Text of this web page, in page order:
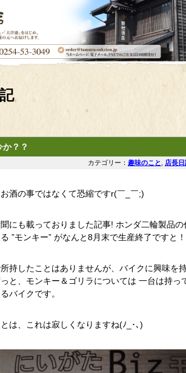
か？？
カテゴリー： 趣味のこと 店長日
酒の事ではなくて恐縮ですr(￣_￣;)
にも載っておりました記事! ホンダ二輪製品の
”モンキー” がなんと8月末で生産終了ですと
持したことはありませんが、バイクに興味を
と、モンキー＆ゴリラについては 一台は持っ
バイクです。
は、これは寂しくなりますね(ﾉ_･､)